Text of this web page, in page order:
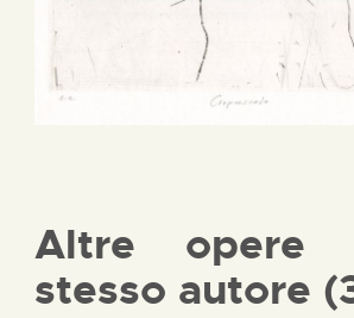
Altre opere
stesso autore